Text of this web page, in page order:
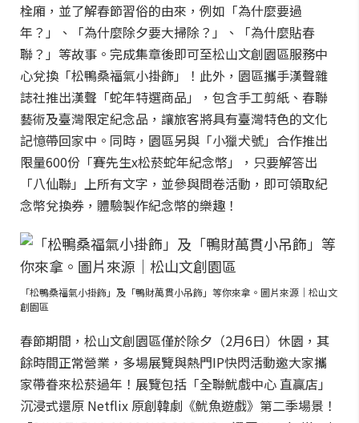
栓廂，並了解春節習俗的由來，例如「為什麼要過
年？」、「為什麼除夕要大掃除？」、「為什麼貼春
聯？」等故事。完成集章後即可至松山文創園區服務中
心兌換「松鴨桑福氣小掛飾」！此外，園區攜手漢聲雜
誌社推出漢聲「蛇年特選商品」，包含手工剪紙、春聯
藝術及臺灣限定紀念品，讓旅客將具有臺灣特色的文化
記憶帶回家中。同時，園區另與「小獵犬號」合作推出
限量600份「賽先生x松菸蛇年紀念幣」，只要解答出
「八仙聯」上所有文字，並參與問卷活動，即可領取紀
念幣兌換券，體驗製作紀念幣的樂趣！
「松鴨桑福氣小掛飾」及「鴨財萬貫小吊飾」等你來拿。圖片來源｜松山文
創園區
春節期間，松山文創園區僅於除夕（2月6日）休園，其
餘時間正常營業，多場展覽與熱門IP快閃活動邀大家攜
家帶眷來松菸過年！展覽包括「全聯魷戲中心 直贏店」
沉浸式還原 Netflix 原創韓劇《魷魚遊戲》第二季場景！